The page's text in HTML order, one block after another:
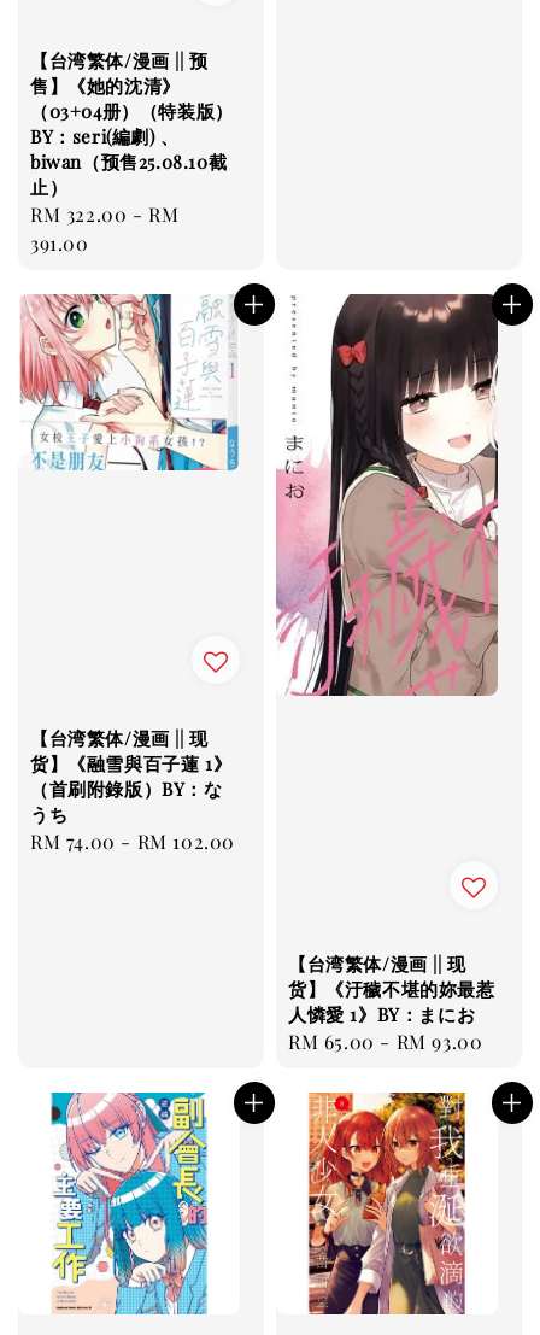
【台湾繁体/漫画 || 预
售】《她的沈清》
（03+04册）（特装版）
BY：seri(編劇) 、
biwan（预售25.08.10截
止）
Regular
price
RM 322.00 -RM
391.00
【台湾繁体/漫画 || 现
货】《融雪與百子蓮 1》
（首刷附錄版）BY：な
うち
Regular
RM 74.00 - RM 102.00
【台湾繁体/漫画 || 现
货】《汙穢不堪的妳最惹
人憐愛 1》BY：まにお
Regular
RM 65.00 - RM 93.00